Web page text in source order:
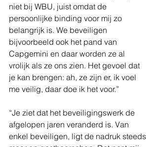
niet bij WBU, juist omdat de
persoonlijke binding voor mij zo
belangrijk is. We beveiligen
bijvoorbeeld ook het pand van
Capgemini en daar worden ze al
vrolijk als ze ons zien. Het gevoel dat
je kan brengen: ah, ze zijn er, ik voel
me veilig, daar doe ik het voor.”
“Je ziet dat het beveiligingswerk de
afgelopen jaren veranderd is. Van
enkel beveiligen, ligt de nadruk steeds